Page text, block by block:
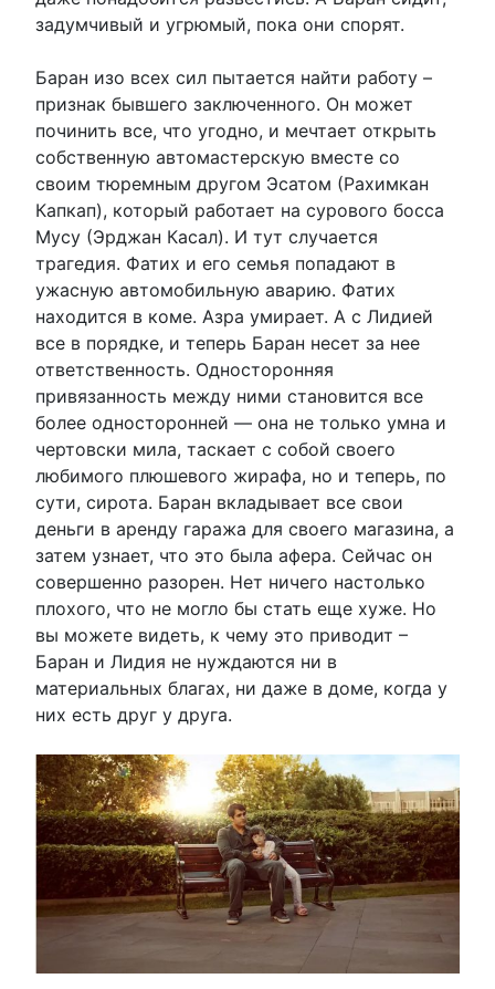
задумчивый и угрюмый, пока они спорят.
Баран изо всех сил пытается найти работу –
признак бывшего заключенного. Он может
починить все, что угодно, и мечтает открыть
собственную автомастерскую вместе со
своим тюремным другом Эсатом (Рахимкан
Капкап), который работает на сурового босса
Мусу (Эрджан Касал). И тут случается
трагедия. Фатих и его семья попадают в
ужасную автомобильную аварию. Фатих
находится в коме. Азра умирает. А с Лидией
все в порядке, и теперь Баран несет за нее
ответственность. Односторонняя
привязанность между ними становится все
более односторонней — она не только умна и
чертовски мила, таскает с собой своего
любимого плюшевого жирафа, но и теперь, по
сути, сирота. Баран вкладывает все свои
деньги в аренду гаража для своего магазина, а
затем узнает, что это была афера. Сейчас он
совершенно разорен. Нет ничего настолько
плохого, что не могло бы стать еще хуже. Но
вы можете видеть, к чему это приводит –
Баран и Лидия не нуждаются ни в
материальных благах, ни даже в доме, когда у
них есть друг у друга.